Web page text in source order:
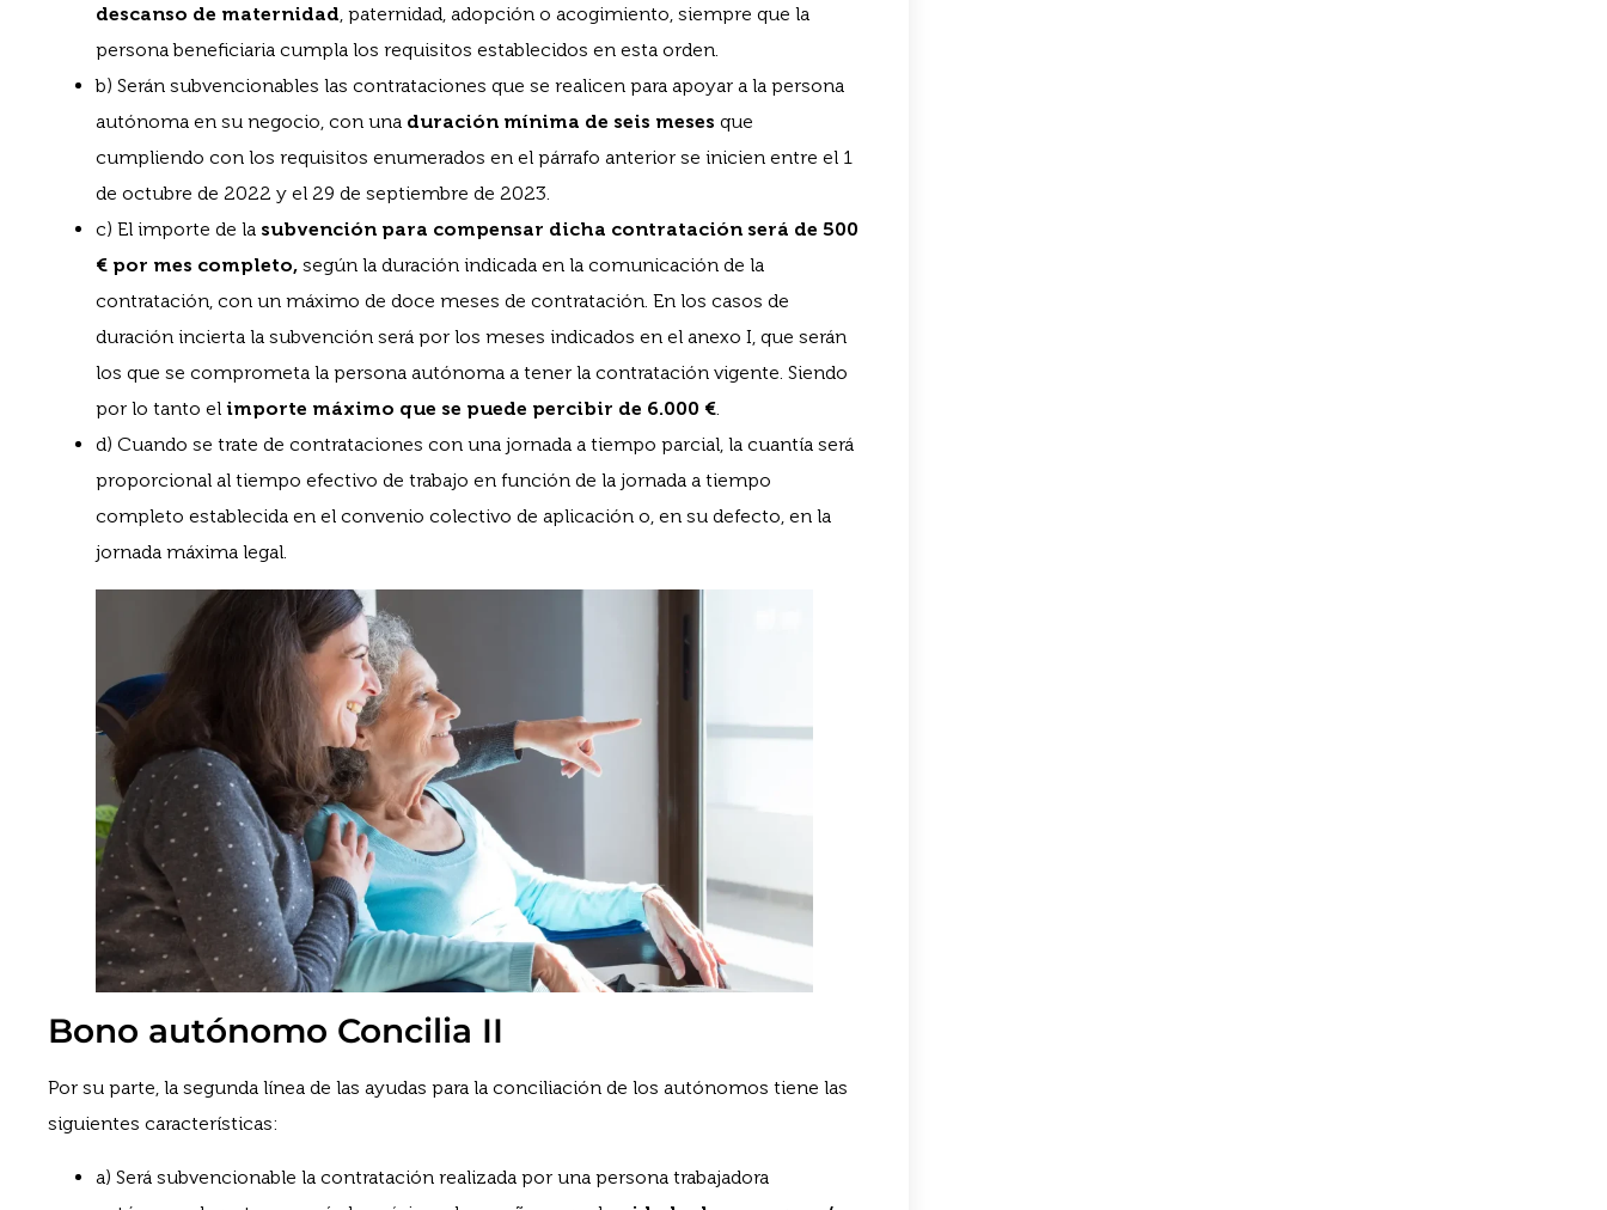
descanso de maternidad, paternidad, adopción o acogimiento, siempre que la
persona beneficiaria cumpla los requisitos establecidos en esta orden.
b) Serán subvencionables las contrataciones que se realicen para apoyar a la persona
autónoma en su negocio, con una duración mínima de seis meses que
cumpliendo con los requisitos enumerados en el párrafo anterior se inicien entre el 1
de octubre de 2022 y el 29 de septiembre de 2023.
c) El importe de la subvención para compensar dicha contratación será de 500
€ por mes completo, según la duración indicada en la comunicación de la
contratación, con un máximo de doce meses de contratación. En los casos de
duración incierta la subvención será por los meses indicados en el anexo I, que serán
los que se comprometa la persona autónoma a tener la contratación vigente. Siendo
por lo tanto el importe máximo que se puede percibir de 6.000 €.
d) Cuando se trate de contrataciones con una jornada a tiempo parcial, la cuantía será
proporcional al tiempo efectivo de trabajo en función de la jornada a tiempo
completo establecida en el convenio colectivo de aplicación o, en su defecto, en la
jornada máxima legal.
Bono autónomo Concilia II
Por su parte, la segunda línea de las ayudas para la conciliación de los autónomos tiene las
siguientes características:
a) Será subvencionable la contratación realizada por una persona trabajadora